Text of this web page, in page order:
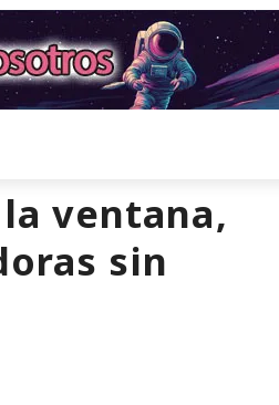
ventana,
sin